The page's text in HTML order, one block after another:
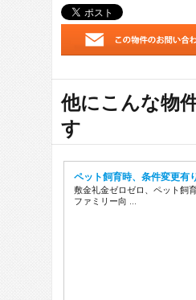
他にこんな物
す
ペット飼育時、条件変更有り
敷金礼金ゼロゼロ、ペット飼
ファミリー向 …